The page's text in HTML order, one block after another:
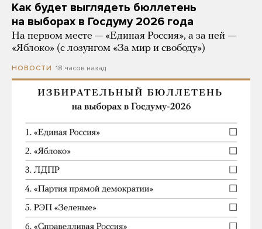
Как будет выглядеть бюллетень
на выборах в Госдуму 2026 года
На первом месте — «Единая Россия», а за ней —
«Яблоко» (с лозунгом «За мир и свободу»)
НОВОСТИ 18 часов назад